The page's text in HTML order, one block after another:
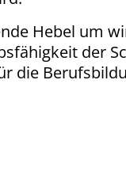
Hebel um
der
die